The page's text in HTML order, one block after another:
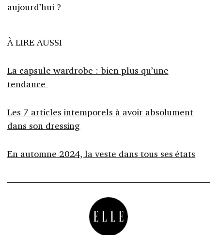
aujourd’hui ?
À LIRE AUSSI
La capsule wardrobe : bien plus qu’une
tendance
Les 7 articles intemporels à avoir absolument
dans son dressing
En automne 2024, la veste dans tous ses états